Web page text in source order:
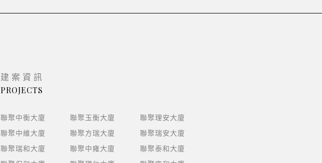
建案資訊
PROJECTS
聯聚中衡大廈 聯聚玉衡大廈
聯聚理安大廈
聯聚中維大廈
聯聚方瑞大廈
聯聚瑞安大廈
聯聚瑞和大廈
聯聚中雍大廈
聯聚泰和大廈